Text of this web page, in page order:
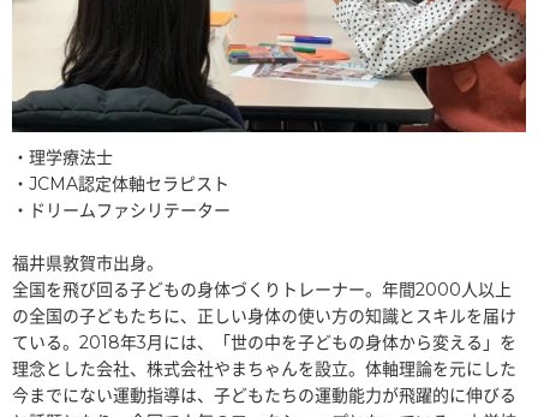
・理学療法士
・JCMA認定体軸セラピスト
・ドリームファシリテーター
福井県敦賀市出身。
全国を飛び回る子どもの身体づくりトレーナー。年間2000人以上
の全国の子どもたちに、正しい身体の使い方の知識とスキルを届け
ている。2018年3月には、「世の中を子どもの身体から変える」を
理念とした会社、株式会社やまちゃんを設立。体軸理論を元にした
今までにない運動指導は、子どもたちの運動能力が飛躍的に伸びる